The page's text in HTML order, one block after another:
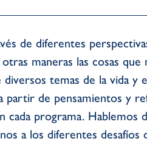
de diferentes
maneras las cosas
diversos temas de la vida
partir de pensamientos y
cada programa.
a los diferentes desafíos